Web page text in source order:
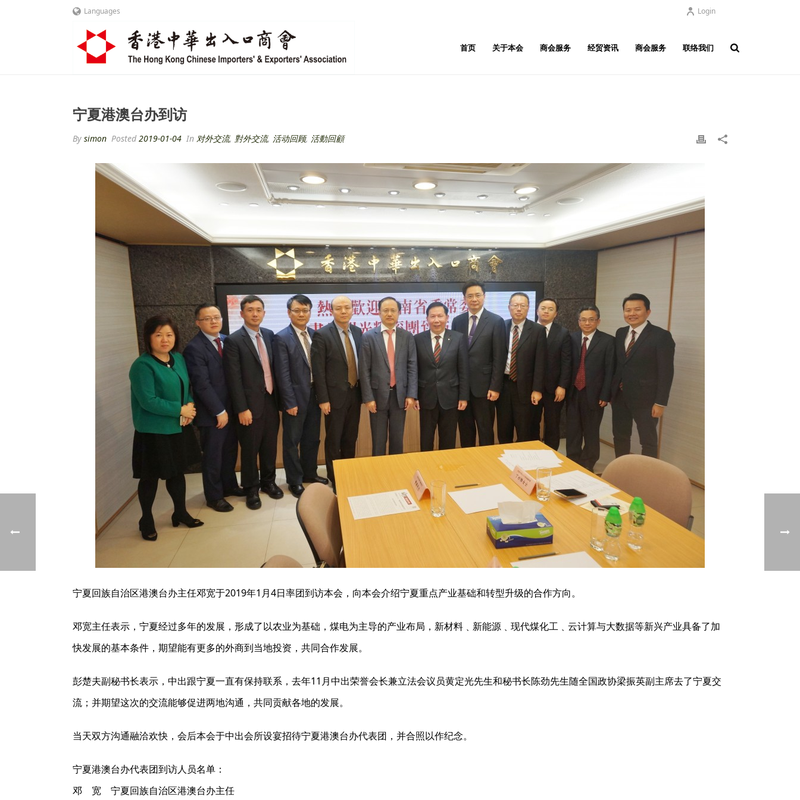
Languages Login
首页 关于本会 商会服务 经贸资讯 商会服务 联络我们
宁夏港澳台办到访
By simon Posted2019-01-04 In 对外交流, 對外交流, 活动回顾, 活動回顧
宁夏回族自治区港澳台办主任邓宽于2019年1月4日率团到访本会，向本会介绍宁夏重点产业基础和转型升级的合作方向。
邓宽主任表示，宁夏经过多年的发展，形成了以农业为基础，煤电为主导的产业布局，新材料﹑新能源﹑现代煤化工﹑云计算与大数据等新兴产业具备了加
快发展的基本条件，期望能有更多的外商到当地投资，共同合作发展。
彭楚夫副秘书长表示，中出跟宁夏一直有保持联系，去年11月中出荣誉会长兼立法会议员黄定光先生和秘书长陈劲先生随全国政协梁振英副主席去了宁夏交
流；并期望这次的交流能够促进两地沟通，共同贡献各地的发展。
当天双方沟通融洽欢快，会后本会于中出会所设宴招待宁夏港澳台办代表团，并合照以作纪念。
宁夏港澳台办代表团到访人员名单：
邓 宽 宁夏回族自治区港澳台办主任